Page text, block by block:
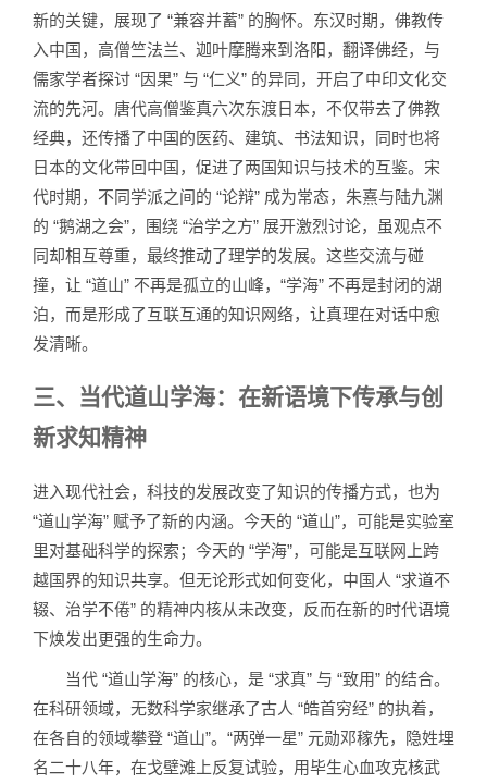
新的关键，展现了 “兼容并蓄” 的胸怀。东汉时期，佛教传
入中国，高僧竺法兰、迦叶摩腾来到洛阳，翻译佛经，与
儒家学者探讨 “因果” 与 “仁义” 的异同，开启了中印文化交
流的先河。唐代高僧鉴真六次东渡日本，不仅带去了佛教
经典，还传播了中国的医药、建筑、书法知识，同时也将
日本的文化带回中国，促进了两国知识与技术的互鉴。宋
代时期，不同学派之间的 “论辩” 成为常态，朱熹与陆九渊
的 “鹅湖之会”，围绕 “治学之方” 展开激烈讨论，虽观点不
同却相互尊重，最终推动了理学的发展。这些交流与碰
撞，让 “道山” 不再是孤立的山峰，“学海” 不再是封闭的湖
泊，而是形成了互联互通的知识网络，让真理在对话中愈
发清晰。
三、当代道山学海：在新语境下传承与创
新求知精神
进入现代社会，科技的发展改变了知识的传播方式，也为
“道山学海” 赋予了新的内涵。今天的 “道山”，可能是实验室
里对基础科学的探索；今天的 “学海”，可能是互联网上跨
越国界的知识共享。但无论形式如何变化，中国人 “求道不
辍、治学不倦” 的精神内核从未改变，反而在新的时代语境
下焕发出更强的生命力。
当代 “道山学海” 的核心，是 “求真” 与 “致用” 的结合。
在科研领域，无数科学家继承了古人 “皓首穷经” 的执着，
在各自的领域攀登 “道山”。“两弹一星” 元勋邓稼先，隐姓埋
名二十八年，在戈壁滩上反复试验，用毕生心血攻克核武